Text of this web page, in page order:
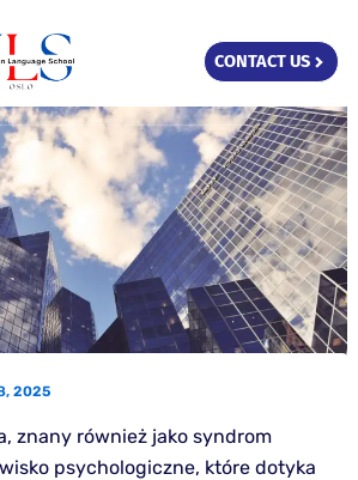
CONTACT US
2025
znany również jako syndrom
psychologiczne, które dotyka